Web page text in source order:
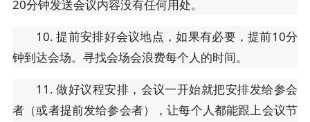
20分钟发送会议内容没有任何用处。
10. 提前安排好会议地点，如果有必要，提前10分
钟到达会场。寻找会场会浪费每个人的时间。
11. 做好议程安排，会议一开始就把安排发给参会
者（或者提前发给参会者），让每个人都能跟上会议节